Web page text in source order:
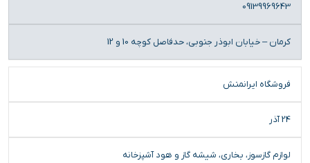
09139969643
کرمان – خیابان ابوذر جنوبی، حدفاصل کوچه 10 و 12
فروشگاه ایرانمنش
24 آذر
لوازم گازسوز، بخاری، شیشه گاز و هود آشپزخانه